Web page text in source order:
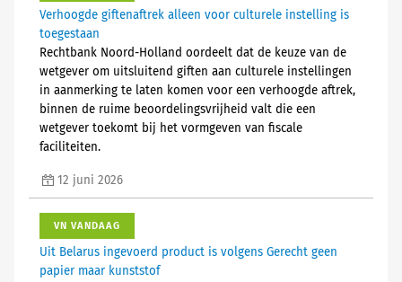
Verhoogde giftenaftrek alleen voor culturele instelling is
toegestaan
Rechtbank Noord-Holland oordeelt dat de keuze van de
wetgever om uitsluitend giften aan culturele instellingen
in aanmerking te laten komen voor een verhoogde aftrek,
binnen de ruime beoordelingsvrijheid valt die een
wetgever toekomt bij het vormgeven van fiscale
faciliteiten.
12 juni 2026
VN VANDAAG
Uit Belarus ingevoerd product is volgens Gerecht geen
papier maar kunststof